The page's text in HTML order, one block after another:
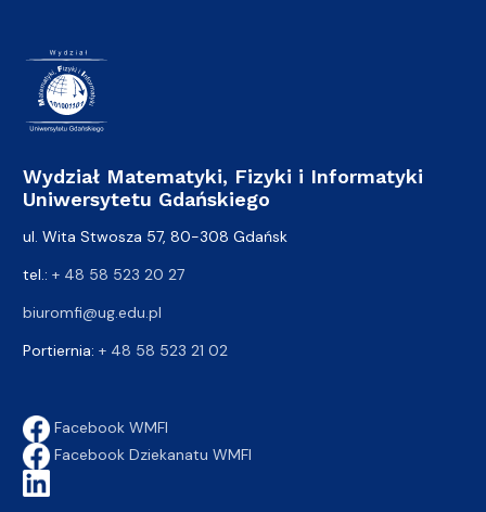
Wydział Matematyki, Fizyki i Informatyki
Uniwersytetu Gdańskiego
ul. Wita Stwosza 57, 80-308 Gdańsk
tel.: + 48 58 523 20 27
biuromfi@ug.edu.pl
Portiernia: + 48 58 523 21 02
Facebook WMFI
Facebook Dziekanatu WMFI